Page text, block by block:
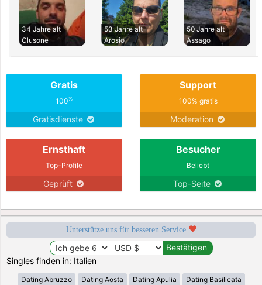
34 Jahre alt
Clusone
53 Jahre alt
Arosio
50 Jahre alt
Assago
Gratis
100%
Gratisdienste
Support
100% gratis
Moderation
Ernsthaft
Top-Profile
Geprüft
Besucher
Beliebt
Top-Seite
Unterstütze uns für besseren Service
Singles finden in: Italien
Dating Abruzzo Dating Aosta Dating Apulia Dating Basilicata